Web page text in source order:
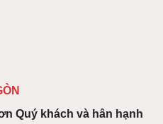
Quý khách và hân hạnh